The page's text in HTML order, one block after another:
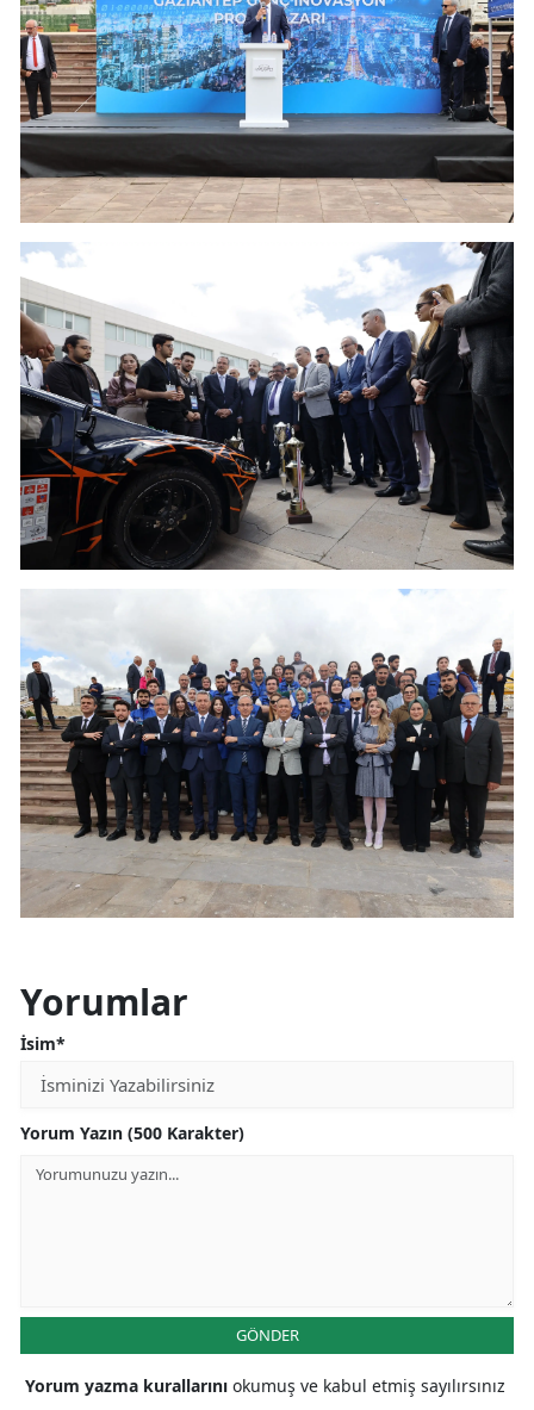
Yorumlar
İsim*
Yorum Yazın (500 Karakter)
GÖNDER
Yorum yazma kurallarını okumuş ve kabul etmiş sayılırsınız